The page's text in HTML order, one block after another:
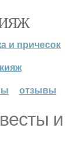
и причесок
отзывы
и